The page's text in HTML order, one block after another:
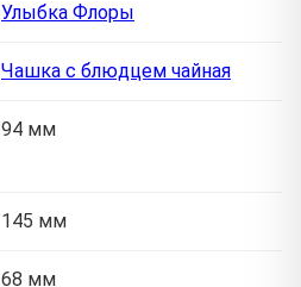
Улыбка Флоры
Чашка с блюдцем чайная
94 мм
145 мм
68 мм